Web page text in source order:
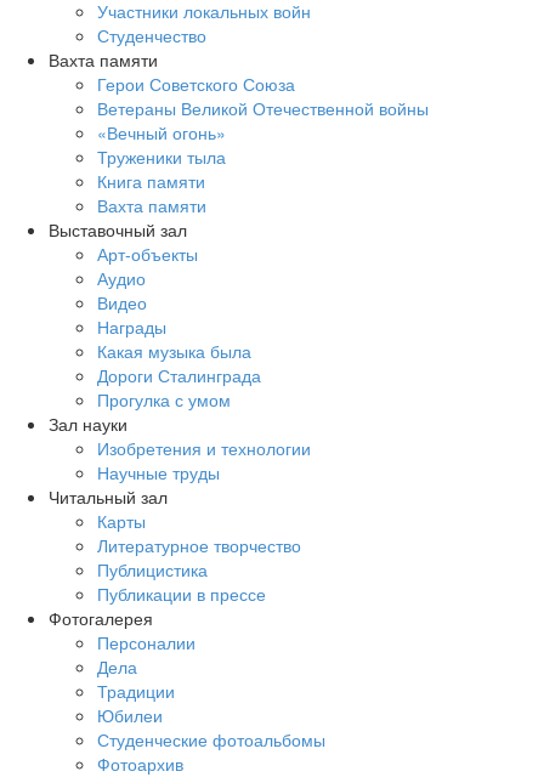
Участники локальных войн
Студенчество
Вахта памяти
Герои Советского Союза
Ветераны Великой Отечественной войны
«Вечный огонь»
Труженики тыла
Книга памяти
Вахта памяти
Выставочный зал
Арт-объекты
Аудио
Видео
Награды
Какая музыка была
Дороги Сталинграда
Прогулка с умом
Зал науки
Изобретения и технологии
Научные труды
Читальный зал
Карты
Литературное творчество
Публицистика
Публикации в прессе
Фотогалерея
Персоналии
Дела
Традиции
Юбилеи
Студенческие фотоальбомы
Фотоархив